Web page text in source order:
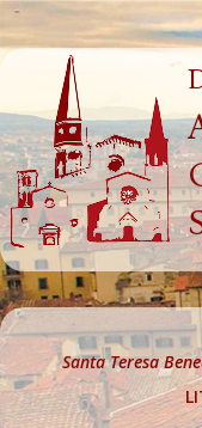
Skip
to
content
Santa Teresa